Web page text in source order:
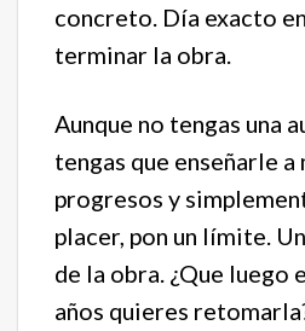
concreto. Día exacto
terminar la obra.
Aunque no tengas una
tengas que enseñarle a
progresos y
placer, pon un límite.
de la obra. ¿Que luego
años quieres